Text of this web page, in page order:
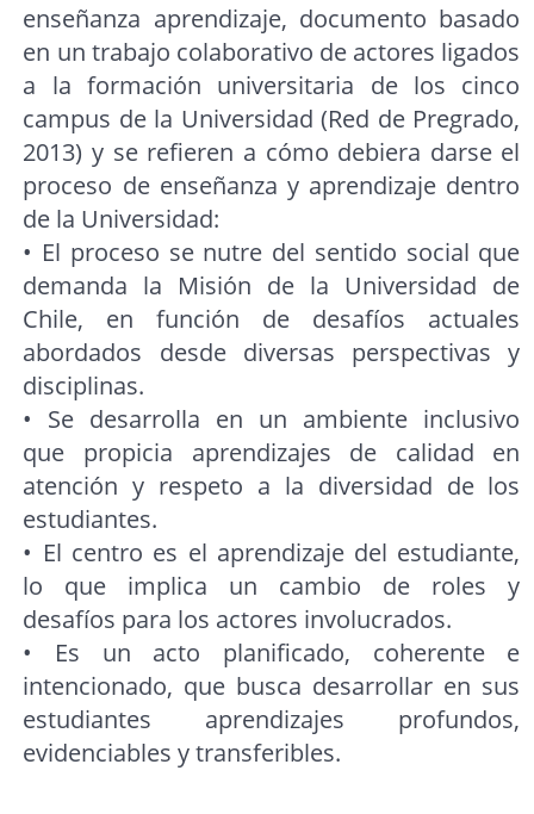
enseñanza aprendizaje, documento basado
en un trabajo colaborativo de actores ligados
a la formación universitaria de los cinco
campus de la Universidad (Red de Pregrado,
2013) y se refieren a cómo debiera darse el
proceso de enseñanza y aprendizaje dentro
de la Universidad:
• El proceso se nutre del sentido social que
demanda la Misión de la Universidad de
Chile, en función de desafíos actuales
abordados desde diversas perspectivas y
disciplinas.
• Se desarrolla en un ambiente inclusivo
que propicia aprendizajes de calidad en
atención y respeto a la diversidad de los
estudiantes.
• El centro es el aprendizaje del estudiante,
lo que implica un cambio de roles y
desafíos para los actores involucrados.
• Es un acto planificado, coherente e
intencionado, que busca desarrollar en sus
estudiantes aprendizajes profundos,
evidenciables y transferibles.